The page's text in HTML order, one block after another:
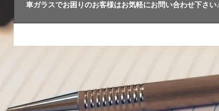
車ガラスでお困りのお客様はお気軽にお問い合わせ下さい